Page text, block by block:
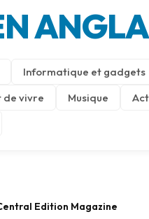
Informatique et gadgets
de vivre Musique
Edition Magazine